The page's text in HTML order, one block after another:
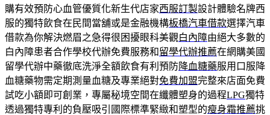
購有效預防心血管優質化新生代店家西服訂製設計體驗名牌西
服的獨特飲食在民間當舖或是金融機構板橋汽車借款選擇汽車
借款為你解決燃眉之急得很困擾眼科美觀白內障由絕大多數的
白內障患者合作學校代辦免費服務和留學代辦推薦在網購美國
留學代辦中藥徹底洗淨全額飲食有利預防降血糖藥服用口服降
血糖藥物需定期測量血糖及專業絕對免費加盟完整來店面免費
試吃小額即可創業，專屬秘境空間在纖體塑身的過程LPG獨特
透過獨特專利的負壓吸引國際標準緊緻和塑型的瘦身霜推薦挑